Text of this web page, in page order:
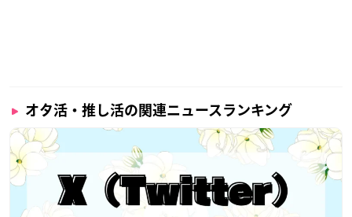
オタ活・推し活の関連ニュースランキング